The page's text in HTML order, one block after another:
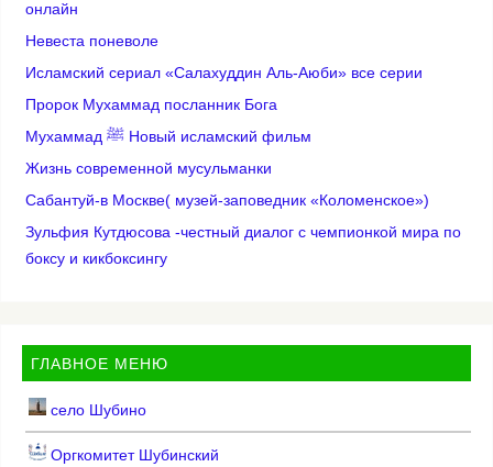
онлайн
Невеста поневоле
Исламский сериал «Салахуддин Аль-Аюби» все серии
Пророк Мухаммад посланник Бога
Мухаммад ﷺ Новый исламский фильм
Жизнь современной мусульманки
Сабантуй-в Москве( музей-заповедник «Коломенское»)
Зульфия Кутдюсова -честный диалог с чемпионкой мира по
боксу и кикбоксингу
ГЛАВНОЕ МЕНЮ
село Шубино
Оргкомитет Шубинский